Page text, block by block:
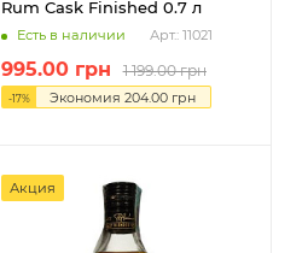
Rum Cask Finished 0.7 л
Есть в наличии Арт.: 11021
995.00грн 1 199.00грн
-17% Экономия 204.00грн
Акция